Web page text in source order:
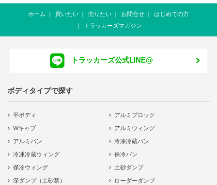
ホーム 買いたい 売りたい お問合せ
はじめての方
トラッカーズマガジン
トラッカーズ公式LINE@
ボディタイプで探す
平ボディ
アルミブロック
Wキャブ
アルミウィング
アルミバン
冷凍冷蔵バン
冷凍冷蔵ウィング
保冷バン
保冷ウィング
土砂ダンプ
深ダンプ（土砂禁）
ローダーダンプ